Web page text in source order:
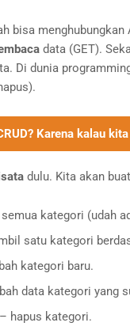
bisa
data (GET).
Di dunia
Karena kalau
dulu. Kita akan
kategori (udah
satu kategori
kategori baru.
data kategori yang
hapus kategori.